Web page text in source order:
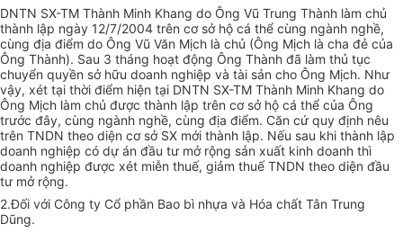
DNTN SX-TM Thành Minh Khang do Ông Vũ Trung Thành làm chủ
thành lập ngày 12/7/2004 trên cơ sở hộ cá thể cùng ngành nghề,
cùng địa điểm do Ông Vũ Văn Mịch là chủ (Ông Mịch là cha đẻ của
Ông Thành). Sau 3 tháng hoạt động Ông Thành đã làm thủ tục
chuyển quyền sở hữu doanh nghiệp và tài sản cho Ông Mịch. Như
vậy, xét tại thời điểm hiện tại DNTN SX-TM Thành Minh Khang do
Ông Mịch làm chủ được thành lập trên cơ sở hộ cá thể của Ông
trước đây, cùng ngành nghề, cùng địa điểm. Căn cứ quy định nêu
trên TNDN theo diện cơ sở SX mới thành lập. Nếu sau khi thành lập
doanh nghiệp có dự án đầu tư mở rộng sản xuất kinh doanh thì
doanh nghiệp được xét miễn thuế, giảm thuế TNDN theo diện đầu
tư mở rộng.
2.Đối với Công ty Cổ phần Bao bì nhựa và Hóa chất Tân Trung
Dũng.